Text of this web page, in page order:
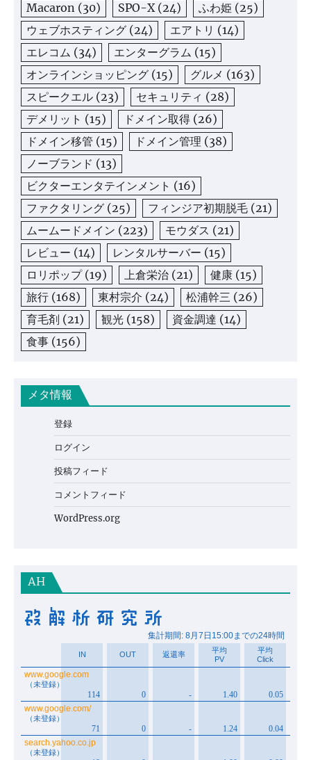
Macaron (30) SPO-X(24) ふわ姫 (25)
ウェブホスティング (24) エアトリ (14)
エレコム (34) エンターグラム (15)
オンラインショッピング (15) グルメ (163)
スピークエル (23) セキュリティ (28)
デメリット (15) ドメイン取得 (26)
ドメイン移管 (15) ドメイン管理 (38)
ノーブランド (13)
ビクターエンタテインメント (16)
ファクタリング (25) フィンジア初期脱毛 (21)
ムームードメイン (223) モウダス (21)
レビュー (14) レンタルサーバー (15)
ロリポップ(19) 上倉栄治 (21) 健康 (15)
旅行 (168) 東村宗介 (24) 松浦幹三 (26)
育毛剤 (21) 観光 (158) 資金調達 (14)
食事 (156)
メタ情報
登録
ログイン
投稿フィード
コメントフィード
WordPress.org
AH